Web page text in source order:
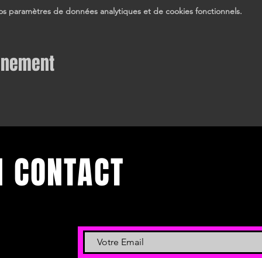
paramètres de données analytiques et de cookies fonctionnels.
CONTACT